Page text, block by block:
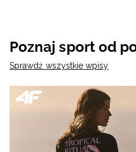
Poznaj sport od
Sprawdź wszystkie wpisy